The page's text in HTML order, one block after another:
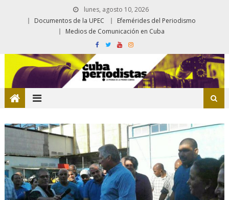
lunes, agosto 10, 2026
Documentos de la UPEC
Efemérides del Periodismo
Medios de Comunicación en Cuba